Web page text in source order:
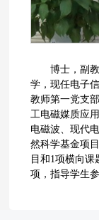
博士，副
学，现任电子
教师第一党支
工电磁媒质应
电磁波、现代
然科学基金项
目和1项横向课
项，指导学生